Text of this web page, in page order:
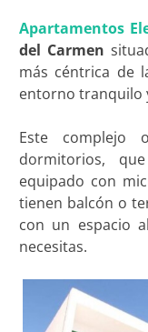
Apartamentos
del Carmen
más céntrica de
entorno tranquilo
Este complejo
dormitorios,
equipado con
tienen balcón o
con un espacio
necesitas.